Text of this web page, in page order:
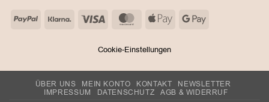
PayPalKlarna Visa MasterCard
Apple
Google
Cookie-Einstellungen
ÜBER UNS MEIN KONTO KONTAKT
NEWSLETTER
IMPRESSUM
DATENSCHUTZ AGB & WIDERRUF